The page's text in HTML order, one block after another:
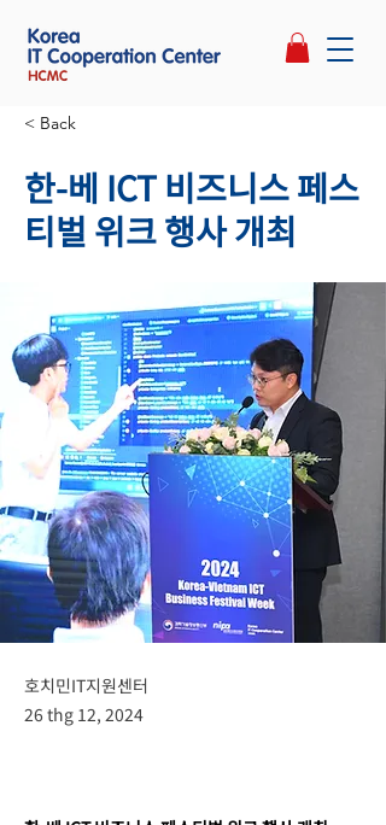
< Back
한-베 ICT 비즈니스 페스
티벌 위크 행사 개최
호치민IT지원센터
26 thg 12, 2024